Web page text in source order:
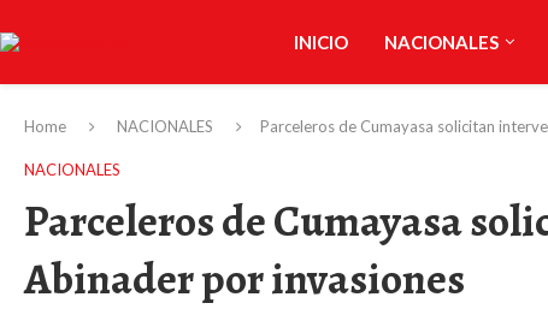
INICIO NACIONALES
Home NACIONALES Parceleros de Cumayasa solicitan
NACIONALES
Parceleros de Cumayasa
Abinader por invasiones